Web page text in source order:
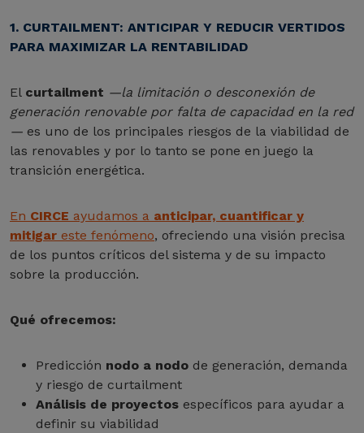
1. CURTAILMENT: ANTICIPAR Y REDUCIR VERTIDOS
PARA MAXIMIZAR LA RENTABILIDAD
El curtailment —la limitación o desconexión de
generación renovable por falta de capacidad en la red
— es uno de los principales riesgos de la viabilidad de
las renovables y por lo tanto se pone en juego la
transición energética.
En CIRCE ayudamos a anticipar, cuantificar y
mitigar este fenómeno, ofreciendo una visión precisa
de los puntos críticos del sistema y de su impacto
sobre la producción.
Qué ofrecemos:
Predicción nodo a nodo de generación, demanda
y riesgo de curtailment
Análisis de proyectos específicos para ayudar a
definir su viabilidad